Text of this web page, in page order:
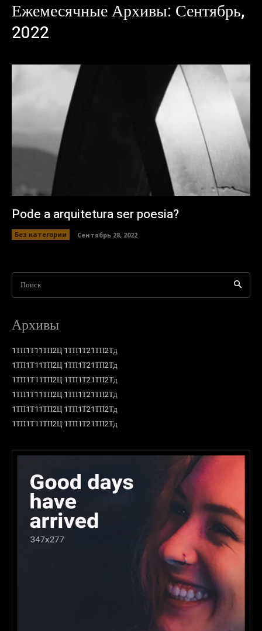
Ежемесячные Архивы: Сентябрь,
2022
Pode a arquitetura ser poesia?
Без категории Сентябрь 28, 2022
Поиск
Архивы
1ТП1Т11ТП2Ц 1ТП1Т21ТП2Тд
1ТП1Т11ТП2Ц 1ТП1Т21ТП2Тд
1ТП1Т11ТП2Ц 1ТП1Т21ТП2Тд
1ТП1Т11ТП2Ц 1ТП1Т21ТП2Тд
1ТП1Т11ТП2Ц 1ТП1Т21ТП2Тд
1ТП1Т11ТП2Ц 1ТП1Т21ТП2Тд